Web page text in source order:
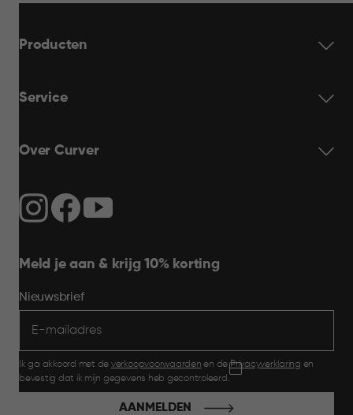
Producten
Service
Over Curver
Meld je aan & krijg 10% korting
Nieuwsbrief
Ik ga akkoord met de verkoopvoorwaarden en dePrivacyverklaring en
bevestig dat ik mijn gegevens heb gecontroleerd.
AANMELDEN